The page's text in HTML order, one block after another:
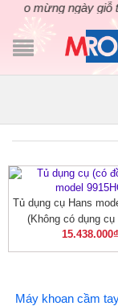
mừng ngày giỗ
Tủ dụng cụ Hans
(Không có dụng cụ
15.438.000₫
Máy khoan cầm